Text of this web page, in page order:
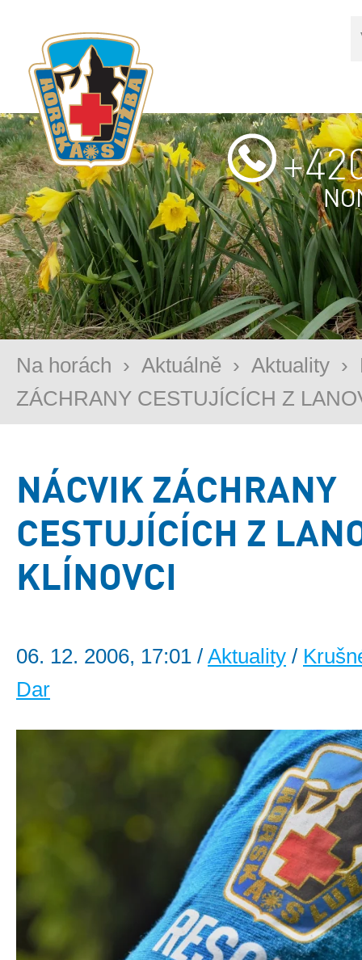
Na horách › Aktuálně › Aktuality ›
ZÁCHRANY CESTUJÍCÍCH Z
NÁCVIK ZÁCHRANY
CESTUJÍCÍCH Z
KLÍNOVCI
06. 12. 2006, 17:01 / Aktuality /
Dar